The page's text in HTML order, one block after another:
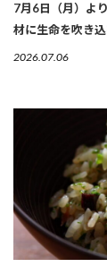
7月6日（月）よ
材に生命を吹き
2026.07.06